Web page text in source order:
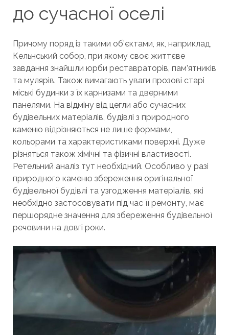
до сучасної оселі
Причому поряд із такими об’єктами, як, наприклад,
Кельнський собор, при якому своє життєве
завдання знайшли юрби реставраторів, пам’ятників
та мулярів. Також вимагають уваги прозові старі
міські будинки з їх карнизами та дверними
панелями. На відміну від цегли або сучасних
будівельних матеріалів, будівлі з природного
каменю відрізняються не лише формами,
кольорами та характеристиками поверхні. Дуже
різняться також хімічні та фізичні властивості.
Ретельний аналіз тут необхідний. Особливо у разі
природного каменю збереження оригінальної
будівельної будівлі та узгодження матеріалів, які
необхідно застосовувати під час її ремонту, має
першорядне значення для збереження будівельної
речовини на довгі роки.